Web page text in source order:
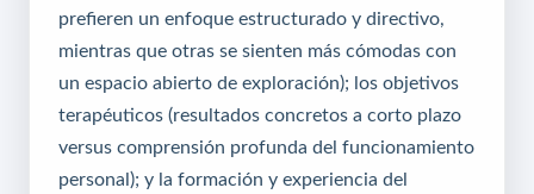
prefieren un enfoque estructurado y directivo,
mientras que otras se sienten más cómodas con
un espacio abierto de exploración); los objetivos
terapéuticos (resultados concretos a corto plazo
versus comprensión profunda del funcionamiento
personal); y la formación y experiencia del